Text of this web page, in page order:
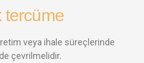
tercüme
veya ihale süreçlerinde
çevrilmelidir.